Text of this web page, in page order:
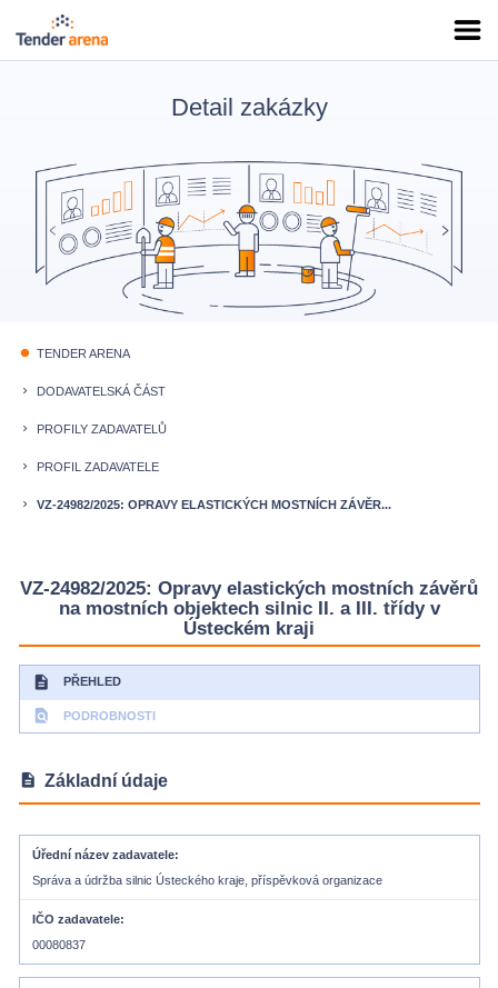
Detail zakázky
fiber_manual_record TENDER ARENA
keyboard_arrow_right DODAVATELSKÁ ČÁST
keyboard_arrow_right PROFILY ZADAVATELŮ
keyboard_arrow_right PROFIL ZADAVATELE
keyboard_arrow_right VZ-24982/2025: OPRAVY ELASTICKÝCH MOSTNÍCH ZÁVĚR...
VZ-24982/2025: Opravy elastických mostních závěrů
na mostních objektech silnic II. a III. třídy v
Ústeckém kraji
description PŘEHLED
find_in_page PODROBNOSTI
description Základní údaje
Úřední název zadavatele
Správa a údržba silnic Ústeckého kraje, příspěvková organizace
IČO zadavatele
00080837